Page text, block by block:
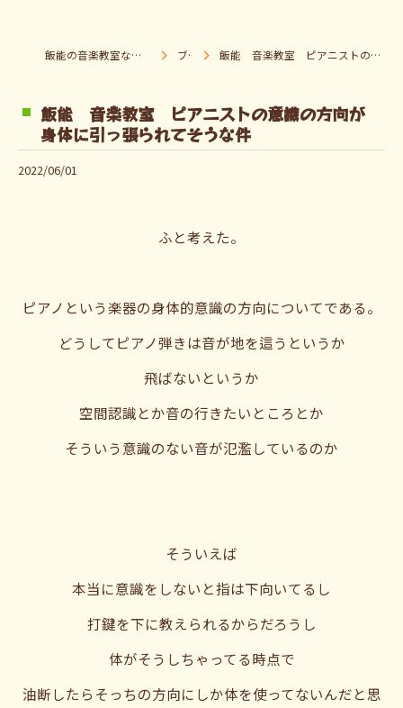
飯能の音楽教室なら音楽童クラブ Pパラダイス ブログ 飯能 音楽教室 ピアニストの意識の方向が身体に引っ張られてそうな件
飯能 音楽教室 ピアニストの意識の方向が
身体に引っ張られてそうな件
2022/06/01
ふと考えた。
ピアノという楽器の身体的意識の方向についてである。
どうしてピアノ弾きは音が地を這うというか
飛ばないというか
空間認識とか音の行きたいところとか
そういう意識のない音が氾濫しているのか
そういえば
本当に意識をしないと指は下向いてるし
打鍵を下に教えられるからだろうし
体がそうしちゃってる時点で
油断したらそっちの方向にしか体を使ってないんだと思